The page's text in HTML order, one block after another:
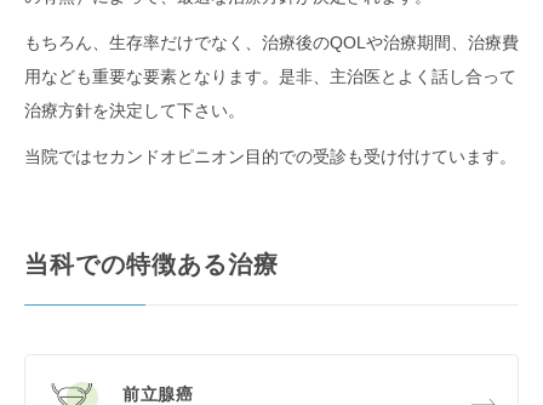
もちろん、生存率だけでなく、治療後のQOLや治療期間、治療費
用なども重要な要素となります。是非、主治医とよく話し合って
治療方針を決定して下さい。
当院ではセカンドオピニオン目的での受診も受け付けています。
当科での特徴ある治療
前立腺癌